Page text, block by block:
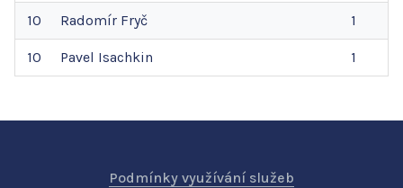
10 Radomír Fryč 1
10 Pavel Isachkin 1
Podmínky využívání služeb